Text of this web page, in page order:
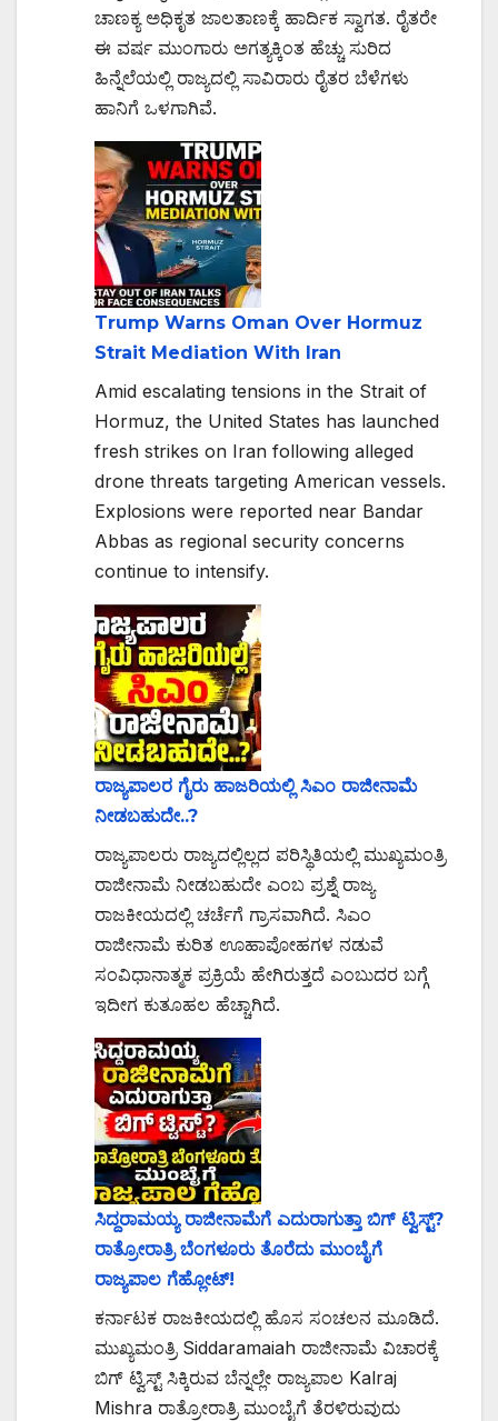
ಚಾಣಕ್ಯ ಅಧಿಕೃತ ಜಾಲತಾಣಕ್ಕೆ ಹಾರ್ದಿಕ ಸ್ವಾಗತ. ರೈತರೇ
ಈ ವರ್ಷ ಮುಂಗಾರು ಅಗತ್ಯಕ್ಕಿಂತ ಹೆಚ್ಚು ಸುರಿದ
ಹಿನ್ನೆಲೆಯಲ್ಲಿ ರಾಜ್ಯದಲ್ಲಿ ಸಾವಿರಾರು ರೈತರ ಬೆಳೆಗಳು
ಹಾನಿಗೆ ಒಳಗಾಗಿವೆ.
Trump Warns Oman Over Hormuz
Strait Mediation With Iran
Amid escalating tensions in the Strait of
Hormuz, the United States has launched
fresh strikes on Iran following alleged
drone threats targeting American vessels.
Explosions were reported near Bandar
Abbas as regional security concerns
continue to intensify.
ರಾಜ್ಯಪಾಲರ ಗೈರು ಹಾಜರಿಯಲ್ಲಿ ಸಿಎಂ ರಾಜೀನಾಮೆ
ನೀಡಬಹುದೇ..?
ರಾಜ್ಯಪಾಲರು ರಾಜ್ಯದಲ್ಲಿಲ್ಲದ ಪರಿಸ್ಥಿತಿಯಲ್ಲಿ ಮುಖ್ಯಮಂತ್ರಿ
ರಾಜೀನಾಮೆ ನೀಡಬಹುದೇ ಎಂಬ ಪ್ರಶ್ನೆ ರಾಜ್ಯ
ರಾಜಕೀಯದಲ್ಲಿ ಚರ್ಚೆಗೆ ಗ್ರಾಸವಾಗಿದೆ. ಸಿಎಂ
ರಾಜೀನಾಮೆ ಕುರಿತ ಊಹಾಪೋಹಗಳ ನಡುವೆ
ಸಂವಿಧಾನಾತ್ಮಕ ಪ್ರಕ್ರಿಯೆ ಹೇಗಿರುತ್ತದೆ ಎಂಬುದರ ಬಗ್ಗೆ
ಇದೀಗ ಕುತೂಹಲ ಹೆಚ್ಚಾಗಿದೆ.
ಸಿದ್ದರಾಮಯ್ಯ ರಾಜೀನಾಮೆಗೆ ಎದುರಾಗುತ್ತಾ ಬಿಗ್ ಟ್ವಿಸ್ಟ್?
ರಾತ್ರೋರಾತ್ರಿ ಬೆಂಗಳೂರು ತೊರೆದು ಮುಂಬೈಗೆ
ರಾಜ್ಯಪಾಲ ಗೆಹ್ಲೋಟ್!
ಕರ್ನಾಟಕ ರಾಜಕೀಯದಲ್ಲಿ ಹೊಸ ಸಂಚಲನ ಮೂಡಿದೆ.
ಮುಖ್ಯಮಂತ್ರಿ Siddaramaiah ರಾಜೀನಾಮೆ ವಿಚಾರಕ್ಕೆ
ಬಿಗ್ ಟ್ವಿಸ್ಟ್ ಸಿಕ್ಕಿರುವ ಬೆನ್ನಲ್ಲೇ ರಾಜ್ಯಪಾಲ Kalraj
Mishra ರಾತ್ರೋರಾತ್ರಿ ಮುಂಬೈಗೆ ತೆರಳಿರುವುದು